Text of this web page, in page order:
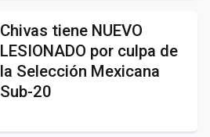
Chivas tiene NUEVO
LESIONADO por culpa de
la Selección Mexicana
Sub-20